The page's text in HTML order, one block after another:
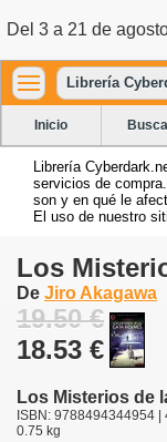
Del 3 a 21 de
Librería
Inicio
Librería
servicios de
son y en qué le
El uso de nuestro
Los
De Jiro Akagawa
19.50 €
18.53 €
Los Misterios de
ISBN: 9788494344954 |
0.75 kg